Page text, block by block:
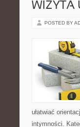
WIZYTA
POSTED BY
ułatwiać
intymności.